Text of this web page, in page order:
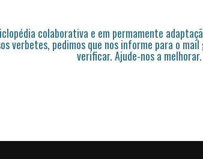
colaborativa e em permamente
verbetes, pedimos que nos informe para o mail
verificar. Ajude-nos a melhorar.